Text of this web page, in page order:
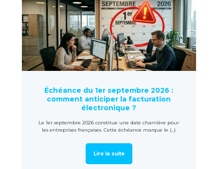
Échéance du 1er septembre 2026 :
comment anticiper la facturation
électronique ?
Le 1er septembre 2026 constitue une date charnière pour
les entreprises françaises. Cette échéance marque le (...)
Lire la suite